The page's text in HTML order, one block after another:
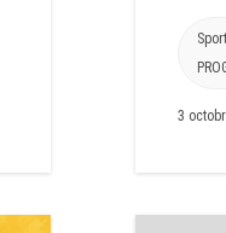
Sport
3